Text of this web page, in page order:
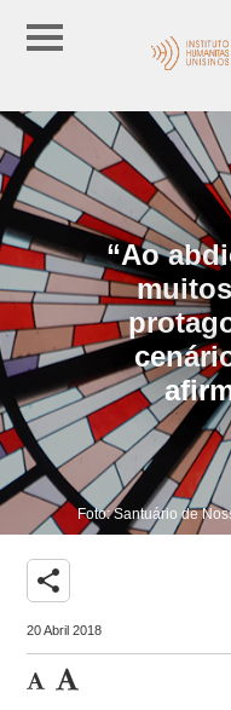
“Ao
Foto: Santuário de
share
20 Abril 2018